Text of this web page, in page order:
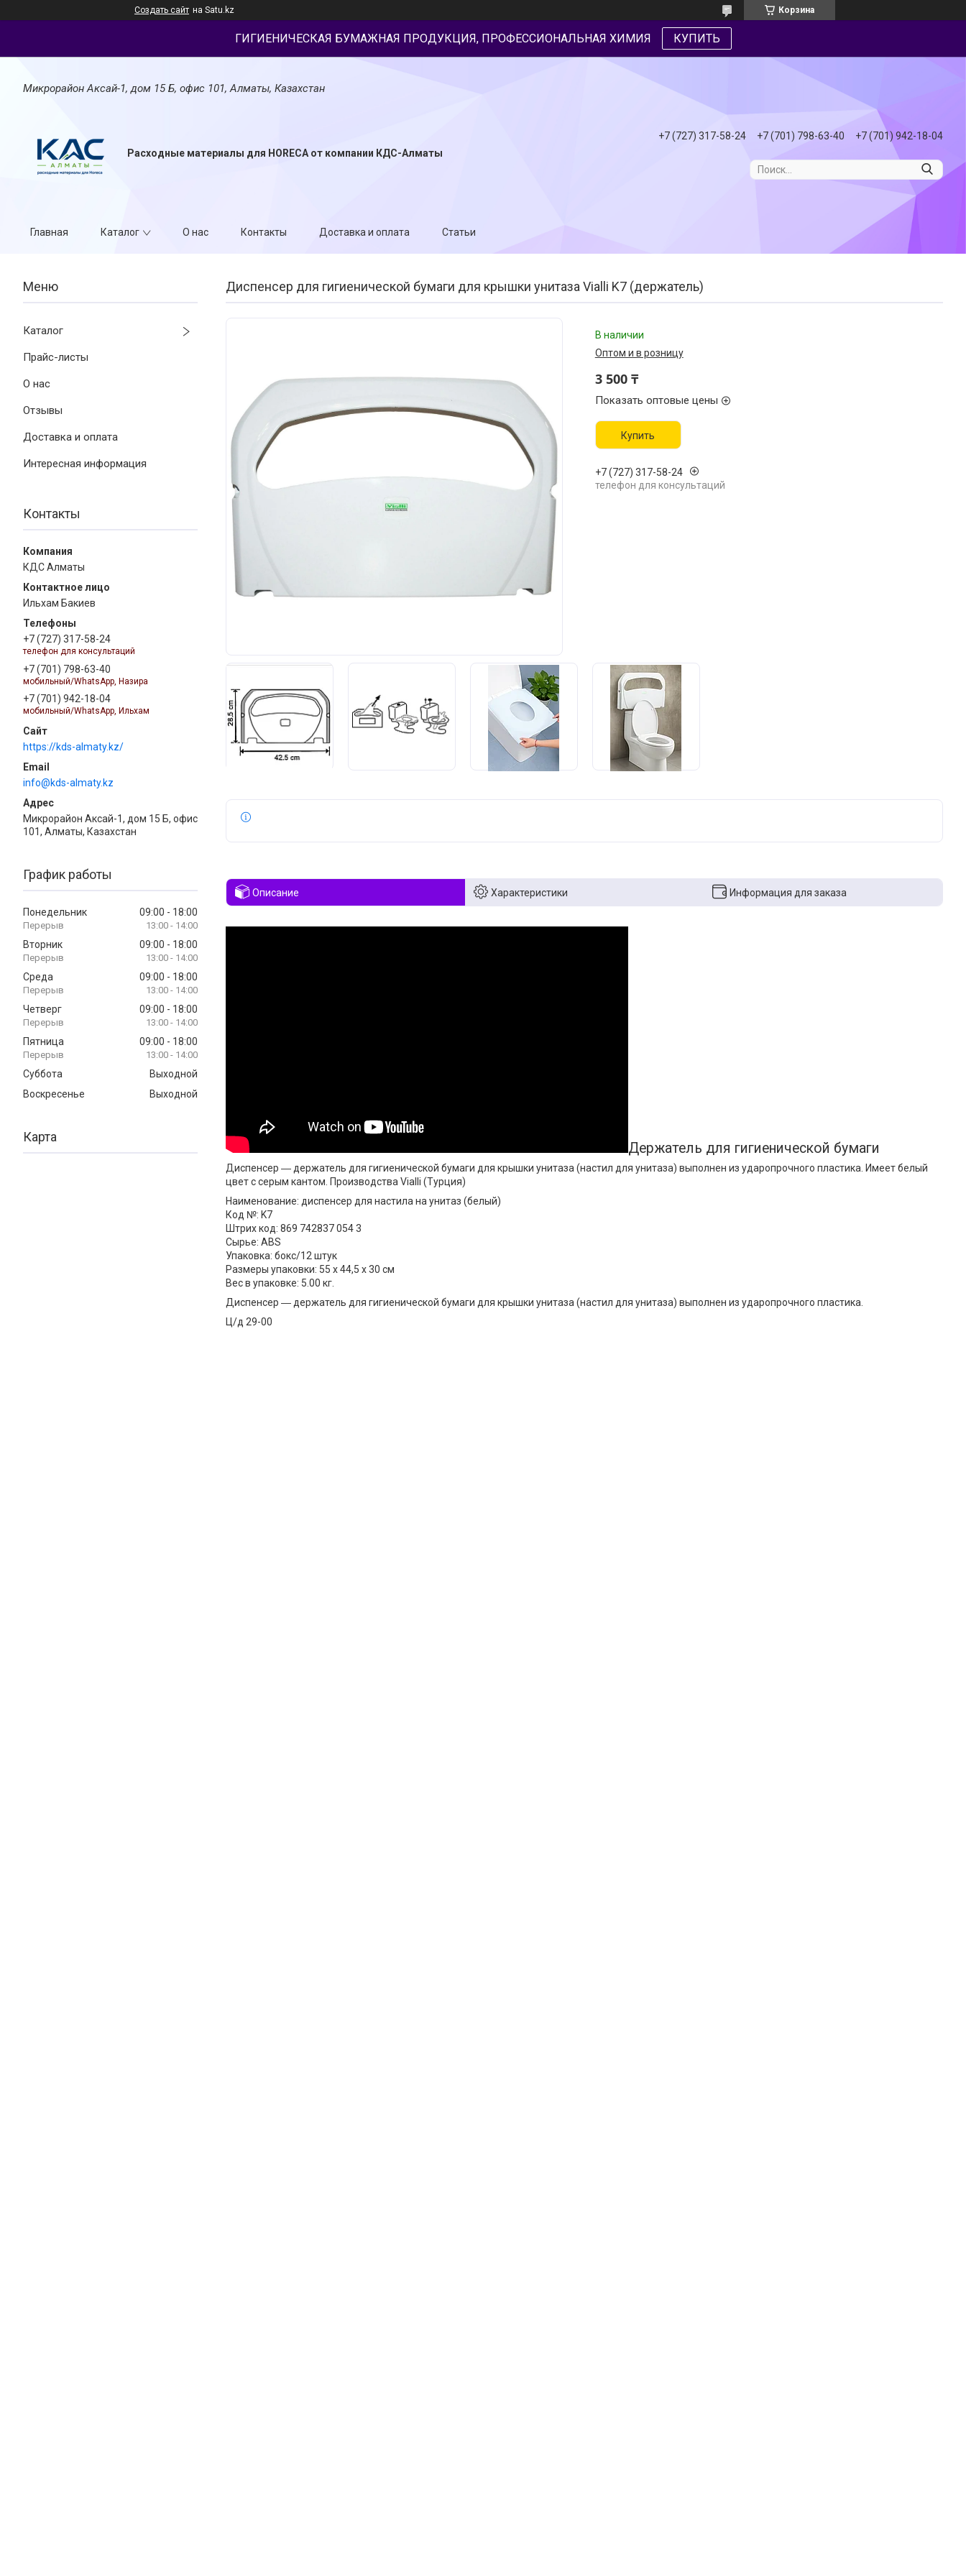
Создать сайт на Satu.kz Корзина
ГИГИЕНИЧЕСКАЯ БУМАЖНАЯ ПРОДУКЦИЯ, ПРОФЕССИОНАЛЬНАЯ ХИМИЯ КУПИТЬ
Микрорайон Аксай-1, дом 15 Б, офис 101, Алматы, Казахстан
Расходные материалы для HORECA от компании КДС-Алматы
+7 (727) 317-58-24 +7 (701) 798-63-40 +7 (701) 942-18-04
Главная Каталог О нас Контакты Доставка и оплата Статьи
Каталог
Прайс-листы
О нас
Отзывы
Доставка и оплата
Интересная информация
Контакты
КДС Алматы
Ильхам Бакиев
+7 (727) 317-58-24
телефон для консультаций
+7 (701) 798-63-40
мобильный/WhatsApp, Назира
+7 (701) 942-18-04
мобильный/WhatsApp, Ильхам
https://kds-almaty.kz/
info@kds-almaty.kz
Микрорайон Аксай-1, дом 15 Б, офис
101, Алматы, Казахстан
График работы
Понедельник 09:00 18:00
13:00 14:00
Вторник 09:00 18:00
13:00 14:00
Среда 09:00 18:00
13:00 14:00
Четверг 09:00 18:00
13:00 14:00
Пятница 09:00 18:00
13:00 14:00
Суббота
Выходной
Воскресенье
Выходной
Карта
Диспенсер для гигиенической бумаги для крышки унитаза Vialli K7 (держатель)
В наличии
Оптом и в розницу
3 500 ₸
Показать оптовые цены
Купить
+7 (727) 317-58-24
телефон для консультаций
Описание Характеристики Информация для заказа
Держатель для гигиенической бумаги
Диспенсер ― держатель для гигиенической бумаги для крышки унитаза (настил для унитаза) выполнен из ударопрочного пластика. Имеет белый
цвет с серым кантом. Производства Vialli (Турция)
Наименование: диспенсер для настила на унитаз (белый)
Код №: K7
Штрих код: 869 742837 054 3
Сырье: ABS
Упаковка: бокс/12 штук
Размеры упаковки: 55 х 44,5 х 30 см
Вес в упаковке: 5.00 кг.
Диспенсер ― держатель для гигиенической бумаги для крышки унитаза (настил для унитаза) выполнен из ударопрочного пластика.
Ц/д 29-00